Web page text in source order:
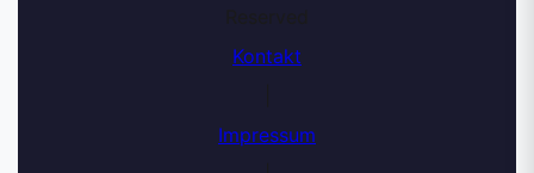
Kontakt
Impressum